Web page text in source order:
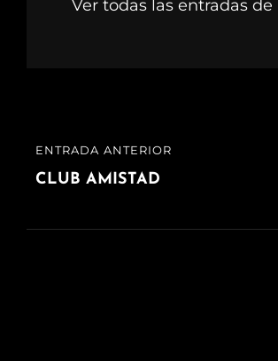
Ver todas las entradas
Navegación
de
ENTRADA
ANTERIOR
ENTRADA ANTERIOR
CLUB AMISTAD